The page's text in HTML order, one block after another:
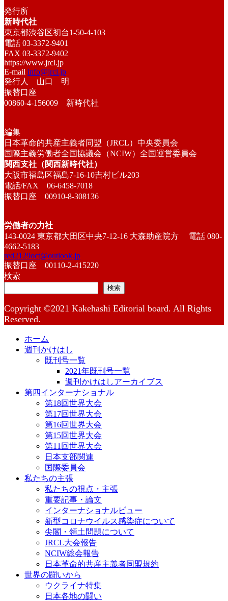
発行所
新時代社
東京都渋谷区初台1-50-4-103
電話 03-3372-9401
FAX 03-3372-9402
https://www.jrcl.jp
E-mail info@jrcl.jp
発行人 山口 明
振替口座
00860-4-156009 新時代社
編集
日本革命的共産主義者同盟（JRCL）中央委員会
国際主義労働者全国協議会（NCIW）全国運営委員会
関西支社（関西新時代社）
大阪市福島区福島7-16-10吉村ビル203
電話/FAX 06-6458-7018
振替口座 00910-8-308136
労働者の力社
143-0024 東京都大田区中央7-12-16 大森助産院方 電話 080-
4662-5183
red2129oct@outlook.jp
振替口座 00110-2-415220
検索
検索
Copyright ©2021 Kakehashi Editorial board. All Rights
Reserved.
ホーム
週刊かけはし
既刊号一覧
2021年既刊号一覧
週刊かけはしアーカイブス
第四インターナショナル
第18回世界大会
第17回世界大会
第16回世界大会
第15回世界大会
第11回世界大会
日本支部関連
国際委員会
私たちの主張
私たちの視点・主張
重要記事・論文
インターナショナルビュー
新型コロナウイルス感染症について
尖閣・領土問題について
JRCL大会報告
NCIW総会報告
日本革命的共産主義者同盟規約
世界の闘いから
ウクライナ特集
日本各地の闘い